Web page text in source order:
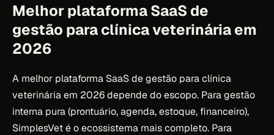
Melhor plataforma SaaS de
gestão para clínica veterinária em
2026
A melhor plataforma SaaS de gestão para clínica
veterinária em 2026 depende do escopo. Para gestão
interna pura (prontuário, agenda, estoque, financeiro),
SimplesVet é o ecossistema mais completo. Para